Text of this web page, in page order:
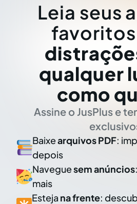
Leia seus
favoritos
qualquer
como
Assine o JusPlus e
Baixearquivos PDF:
depois
Naveguesem anúncios
mais
Esteja na frente: